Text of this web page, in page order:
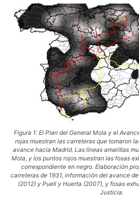
Figura 1: El Plan del General Mola y el
rojas muestran las carreteras que tomaron
avance hacia Madrid. Las líneas amarillas
Mola, y los puntos rojos muestran las fosas
correspondiente en negro. Elaboración
carreteras de 1931, información del avance
(2012) y Puell y Huerta (2007), y fosas
Justicia.